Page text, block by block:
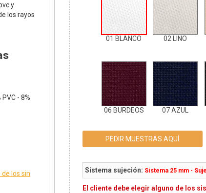
y
los rayos
- 8%
los sin
01 BLANCO 02 LINO
06 BURDEOS 07 AZUL
PEDIR MUESTRAS AQUÍ
Sistema sujeción: Sistema 25 mm -
El cliente debe elegir alguno de los